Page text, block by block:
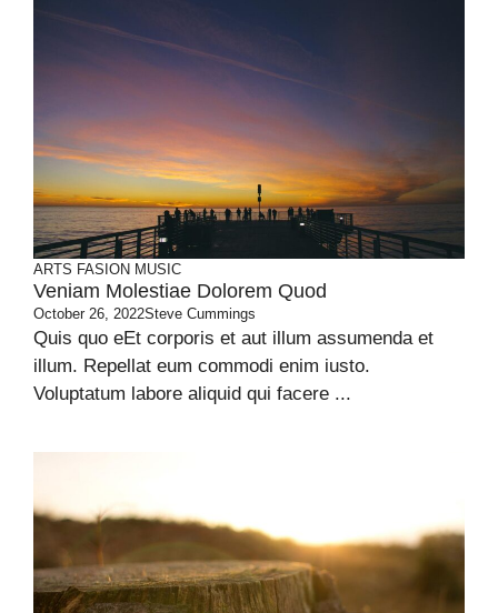
ARTS FASION MUSIC
Veniam Molestiae Dolorem Quod
October 26, 2022Steve Cummings
Quis quo eEt corporis et aut illum assumenda et
illum. Repellat eum commodi enim iusto.
Voluptatum labore aliquid qui facere ...